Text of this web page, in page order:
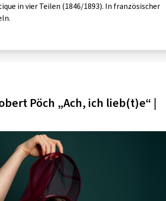
in vier Teilen (1846/1893). In französischer
Pöch „Ach, ich lieb(t)e“ |